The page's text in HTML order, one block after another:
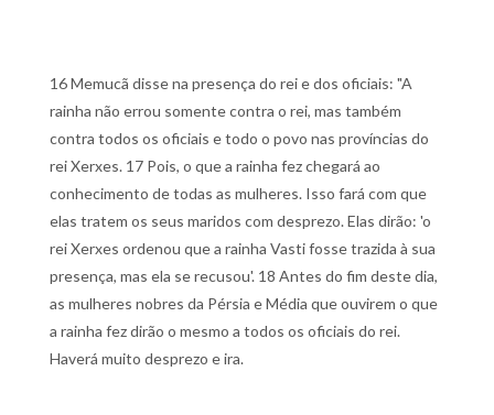
16 Memucã disse na presença do rei e dos oficiais: "A
rainha não errou somente contra o rei, mas também
contra todos os oficiais e todo o povo nas províncias do
rei Xerxes. 17 Pois, o que a rainha fez chegará ao
conhecimento de todas as mulheres. Isso fará com que
elas tratem os seus maridos com desprezo. Elas dirão: 'o
rei Xerxes ordenou que a rainha Vasti fosse trazida à sua
presença, mas ela se recusou'. 18 Antes do fim deste dia,
as mulheres nobres da Pérsia e Média que ouvirem o que
a rainha fez dirão o mesmo a todos os oficiais do rei.
Haverá muito desprezo e ira.